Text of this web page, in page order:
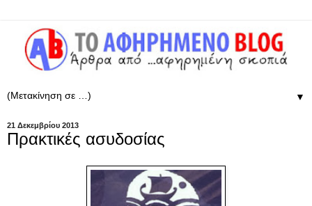
▼
21 Δεκεμβρίου 2013
Πρακτικές ασυδοσίας